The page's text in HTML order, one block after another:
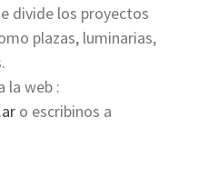
divide los proyectos
plazas, luminarias,
la web :
o escribinos a